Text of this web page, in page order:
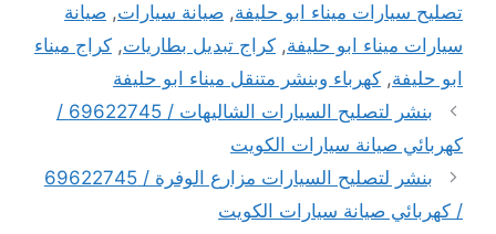
تصليح سيارات ميناء ابو حليفة, صيانة سيارات, صيانة
سيارات ميناء ابو حليفة, كراج تبديل بطاريات, كراج ميناء
ابو حليفة, كهرباء وبنشر متنقل ميناء ابو حليفة
بنشر لتصليح السيارات الشاليهات / 69622745 /
كهربائي صيانة سيارات الكويت
بنشر لتصليح السيارات مزارع الوفرة / 69622745
/ كهربائي صيانة سيارات الكويت